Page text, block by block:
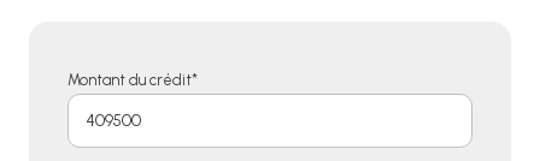
Montant du crédit*